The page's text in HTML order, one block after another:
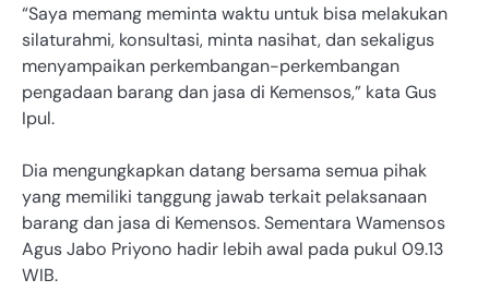
“Saya memang meminta waktu untuk bisa melakukan
silaturahmi, konsultasi, minta nasihat, dan sekaligus
menyampaikan perkembangan-perkembangan
pengadaan barang dan jasa di Kemensos,” kata Gus
Ipul.
Dia mengungkapkan datang bersama semua pihak
yang memiliki tanggung jawab terkait pelaksanaan
barang dan jasa di Kemensos. Sementara Wamensos
Agus Jabo Priyono hadir lebih awal pada pukul 09.13
WIB.